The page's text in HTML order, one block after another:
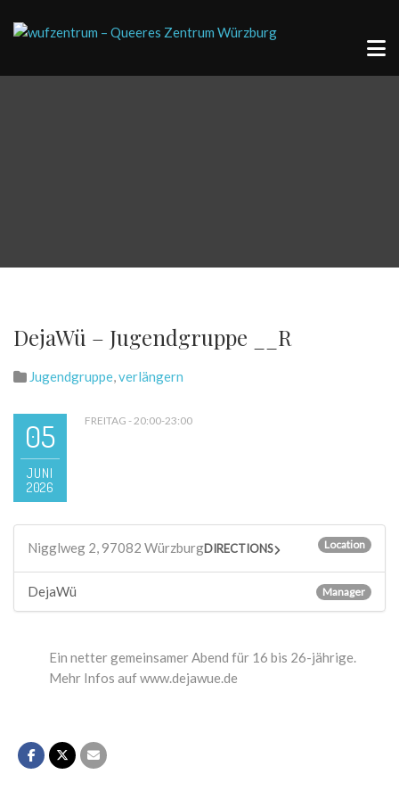
DejaWü – Jugendgruppe __R
Jugendgruppe,verlängern
05
JUNI
2026
FREITAG - 20:00-23:00
Nigglweg 2, 97082 Würzburg Location
DIRECTIONS
DejaWü Manager
Ein netter gemeinsamer Abend für 16 bis 26-jährige.
Mehr Infos auf www.dejawue.de